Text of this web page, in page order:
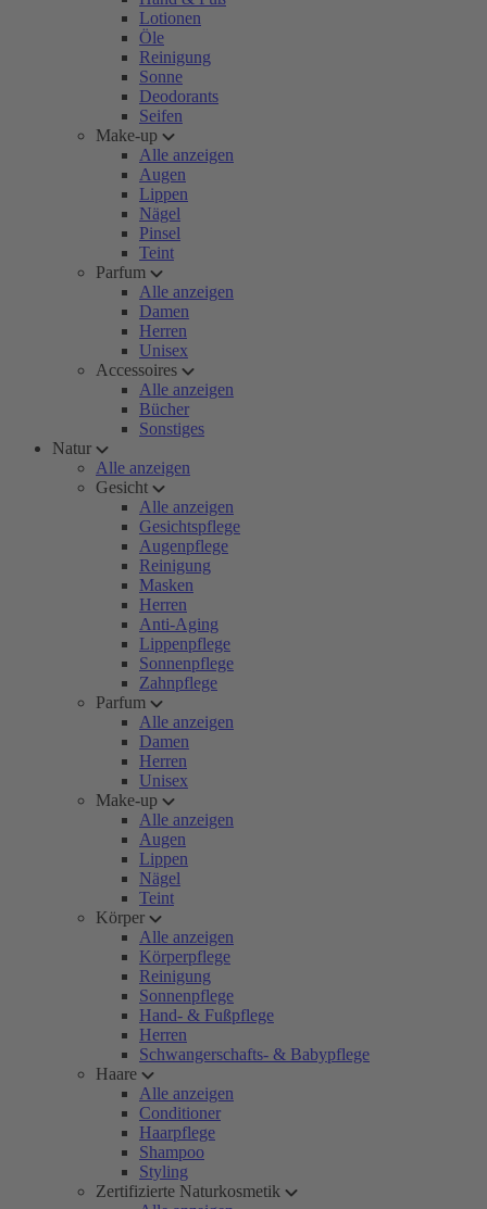
Lotionen
Öle
Reinigung
Sonne
Deodorants
Seifen
Make-up
Alle anzeigen
Augen
Lippen
Nägel
Pinsel
Teint
Parfum
Alle anzeigen
Damen
Herren
Unisex
Accessoires
Alle anzeigen
Bücher
Sonstiges
Natur
Alle anzeigen
Gesicht
Alle anzeigen
Gesichtspflege
Augenpflege
Reinigung
Masken
Herren
Anti-Aging
Lippenpflege
Sonnenpflege
Zahnpflege
Parfum
Alle anzeigen
Damen
Herren
Unisex
Make-up
Alle anzeigen
Augen
Lippen
Nägel
Teint
Körper
Alle anzeigen
Körperpflege
Reinigung
Sonnenpflege
Hand- & Fußpflege
Herren
Schwangerschafts- & Babypflege
Haare
Alle anzeigen
Conditioner
Haarpflege
Shampoo
Styling
Zertifizierte Naturkosmetik